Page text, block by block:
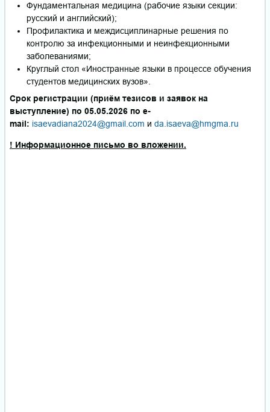
Фундаментальная медицина (рабочие языки секции:
русский и английский);
Профилактика и междисциплинарные решения по
контролю за инфекционными и неинфекционными
заболеваниями;
Круглый стол «Иностранные языки в процессе обучения
студентов медицинских вузов».
Срок регистрации (приём тезисов и заявок на
выступление) по 05.05.2026 по e-
mail: isaevadiana2024@gmail.com и da.isaeva@hmgma.ru
! Информационное письмо во вложении.